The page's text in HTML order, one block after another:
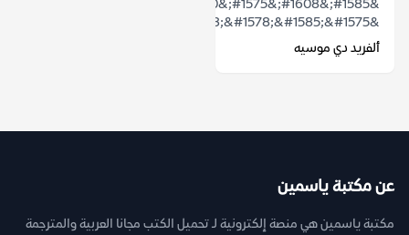
&ldquo;&#1575;&#1593;&#1578;&#1585;&#1575;&#...
ألفريد دي موسيه
عن مكتبة ياسمين
مكتبة ياسمين هي منصة إلكترونية لـ تحميل الكتب مجانا العربية والمترجمة